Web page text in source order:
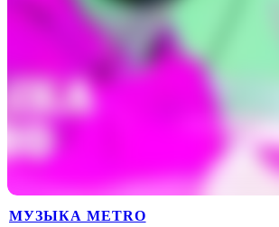
МУЗЫКА METRO